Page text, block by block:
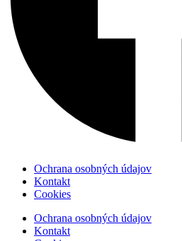
Ochrana osobných údajov
Kontakt
Cookies
Ochrana osobných údajov
Kontakt